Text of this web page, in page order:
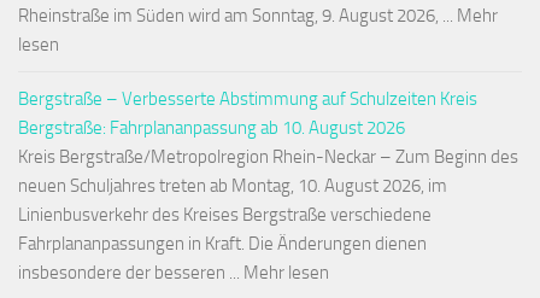
Rheinstraße im Süden wird am Sonntag, 9. August 2026, ... Mehr
lesen
Bergstraße – Verbesserte Abstimmung auf Schulzeiten Kreis
Bergstraße: Fahrplananpassung ab 10. August 2026
Kreis Bergstraße/Metropolregion Rhein-Neckar – Zum Beginn des
neuen Schuljahres treten ab Montag, 10. August 2026, im
Linienbusverkehr des Kreises Bergstraße verschiedene
Fahrplananpassungen in Kraft. Die Änderungen dienen
insbesondere der besseren ... Mehr lesen